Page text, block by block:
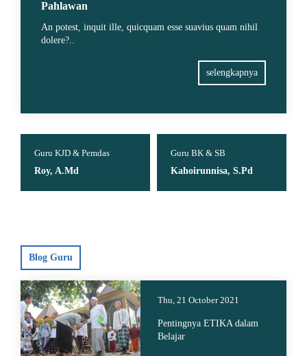
Pahlawan
An potest, inquit ille, quicquam esse suavius quam nihil
dolere?..
selengkapnya
Guru KJD & Pemdas
Roy, A.Md
Guru BK & SB
Kahoirunnisa, S.Pd
Blog Guru
Thu, 21 October 2021
Pentingnya ETIKA dalam
Belajar